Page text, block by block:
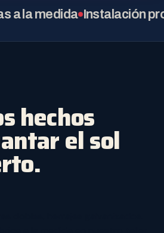
Instalación
hechos
el sol